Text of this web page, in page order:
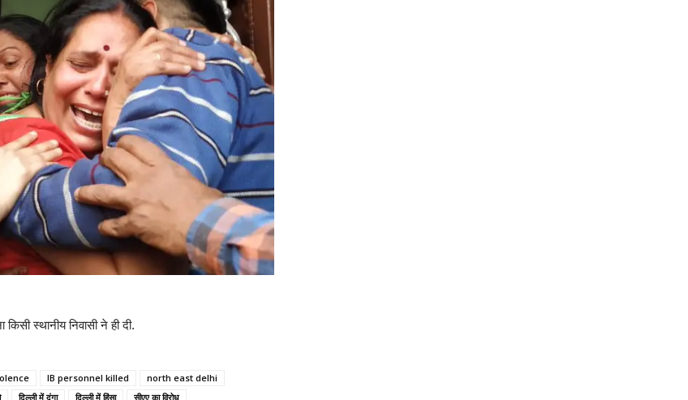
स्थानीय निवासी ने ही दी.
IB personnel killed
north east delhi
दिल्ली में दंगा दिल्ली में हिंसा सीएए का विरोध